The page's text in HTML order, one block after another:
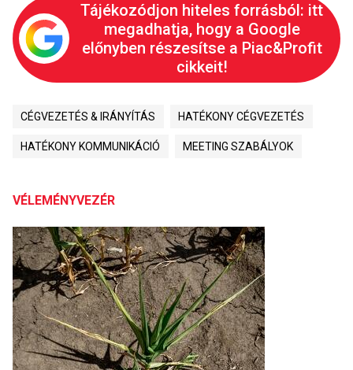
Tájékozódjon hiteles forrásból: itt
megadhatja, hogy a Google
előnyben részesítse a Piac&Profit
cikkeit!
CÉGVEZETÉS & IRÁNYÍTÁS HATÉKONY CÉGVEZETÉS
HATÉKONY KOMMUNIKÁCIÓ MEETING SZABÁLYOK
VÉLEMÉNYVEZÉR